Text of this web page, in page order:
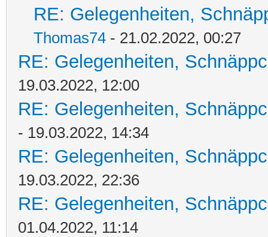
RE: Gelegenheiten,
Thomas74 - 21.02.2022, 00:27
RE: Gelegenheiten,
19.03.2022, 12:00
RE: Gelegenheiten,
- 19.03.2022, 14:34
RE: Gelegenheiten,
19.03.2022, 22:36
RE: Gelegenheiten,
01.04.2022, 11:14